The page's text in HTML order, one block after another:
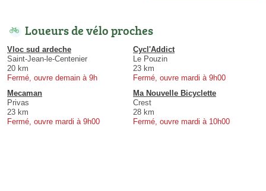
Loueurs de vélo proches
Vloc sud ardeche
Saint-Jean-le-Centenier
20 km
Fermé, ouvre demain à 9h
Cycl'Addict
Le Pouzin
23 km
Fermé, ouvre mardi à 9h00
Mecaman
Privas
23 km
Fermé, ouvre mardi à 9h00
Ma Nouvelle Bicyclette
Crest
28 km
Fermé, ouvre mardi à 10h00